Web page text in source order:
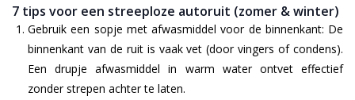
7 tips voor een streeploze autoruit (zomer & winter)
Gebruik een sopje met afwasmiddel voor de binnenkant: De
binnenkant van de ruit is vaak vet (door vingers of condens).
Een drupje afwasmiddel in warm water ontvet effectief
zonder strepen achter te laten.